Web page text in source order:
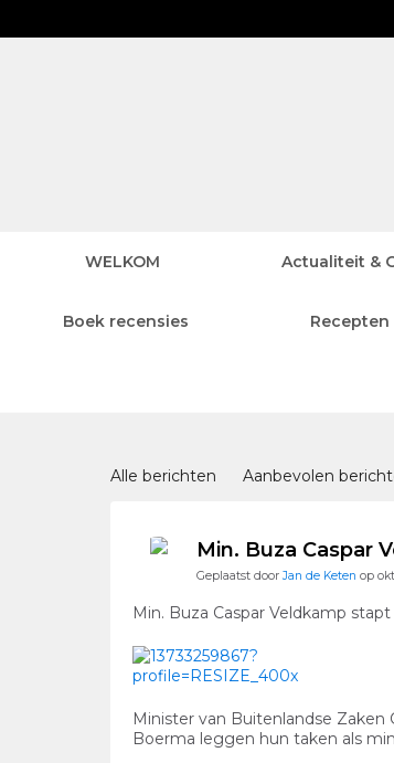
WELKOM Actualiteit &
Boek recensies Recepten
Alle berichten
Aanbevolen
Min. Buza Caspar
Geplaatst door Jan de Keten op
Min. Buza Caspar Veldkamp stapt
Minister van Buitenlandse Zaken
Boerma leggen hun taken als